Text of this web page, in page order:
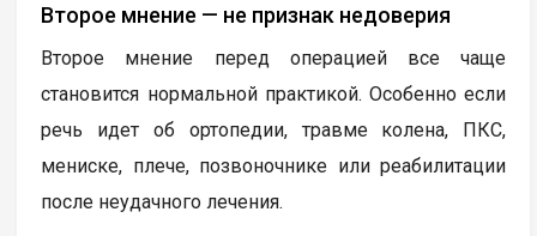
Второе мнение — не признак недоверия
Второе мнение перед операцией все чаще
становится нормальной практикой. Особенно если
речь идет об ортопедии, травме колена, ПКС,
мениске, плече, позвоночнике или реабилитации
после неудачного лечения.